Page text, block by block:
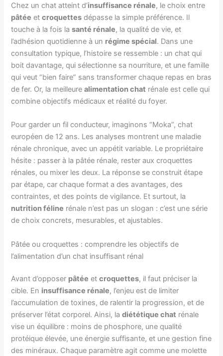
Chez un chat atteint d’insuffisance rénale, le choix entre
pâtée etcroquettes dépasse la simple préférence. Il
touche à la fois lasanté rénale, la qualité de vie, et
l’adhésion quotidienne à un régime spécial. Dans une
consultation typique, l’histoire se ressemble : un chat qui
boit davantage, qui sélectionne sa nourriture, et une famille
qui veut “bien faire” sans transformer chaque repas en bras
de fer. Or, la meilleurealimentation chat rénale est celle qui
combine objectifs médicaux et réalité du foyer.
Pour garder un fil conducteur, imaginons “Moka”, chat
européen de 12 ans. Les analyses montrent une maladie
rénale chronique, avec un appétit variable. Le propriétaire
hésite : passer à la pâtée rénale, rester aux croquettes
rénales, ou mixer les deux. La réponse se construit étape
par étape, car chaque format a des avantages, des
contraintes, et des points de vigilance. Et surtout, la
nutrition féline rénale n’est pas un slogan : c’est une série
de choix concrets, mesurables, et ajustables.
Pâtée ou croquettes : comprendre les objectifs de
l’alimentation d’un chat insuffisant rénal
Avant d’opposer pâtée etcroquettes, il faut préciser la
cible. En insuffisance rénale, l’enjeu est de limiter
l’accumulation de toxines, de ralentir la progression, et de
préserver l’état corporel. Ainsi, ladiététique chat rénale
vise un équilibre : moins de phosphore, une qualité
protéique élevée, une énergie suffisante, et une gestion fine
des minéraux. Chaque paramètre agit comme une molette